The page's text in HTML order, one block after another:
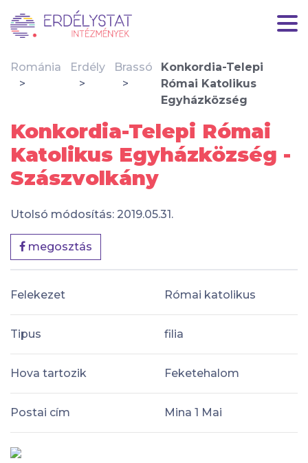
Románia Erdély Brassó
Konkordia-Telepi
Római Katolikus
Egyházközség
Konkordia-Telepi Római
Katolikus Egyházközség -
Szászvolkány
Utolsó módosítás: 2019.05.31.
megosztás
Felekezet Római katolikus
Tipus filia
Hova tartozik Feketehalom
Postai cím Mina 1 Mai